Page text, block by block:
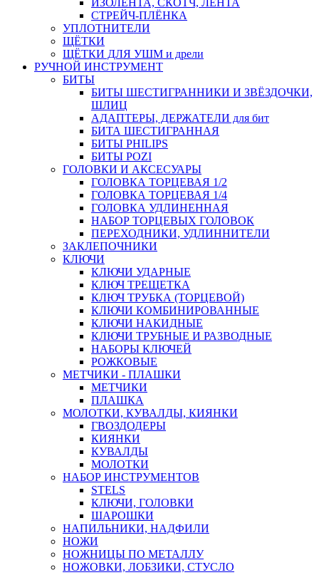
ИЗОЛЕНТА, СКОТЧ, ЛЕНТА
СТРЕЙЧ-ПЛЁНКА
УПЛОТНИТЕЛИ
ЩЁТКИ
ЩЁТКИ ДЛЯ УШМ и дрели
РУЧНОЙ ИНСТРУМЕНТ
БИТЫ
БИТЫ ШЕСТИГРАННИКИ И ЗВЁЗДОЧКИ,
ШЛИЦ
АДАПТЕРЫ, ДЕРЖАТЕЛИ для бит
БИТА ШЕСТИГРАННАЯ
БИТЫ PHILIPS
БИТЫ POZI
ГОЛОВКИ И АКСЕСУАРЫ
ГОЛОВКА ТОРЦЕВАЯ 1/2
ГОЛОВКА ТОРЦЕВАЯ 1/4
ГОЛОВКА УДЛИНЕННАЯ
НАБОР ТОРЦЕВЫХ ГОЛОВОК
ПЕРЕХОДНИКИ, УДЛИННИТЕЛИ
ЗАКЛЕПОЧНИКИ
КЛЮЧИ
КЛЮЧИ УДАРНЫЕ
КЛЮЧ ТРЕЩЕТКА
КЛЮЧ ТРУБКА (ТОРЦЕВОЙ)
КЛЮЧИ КОМБИНИРОВАННЫЕ
КЛЮЧИ НАКИДНЫЕ
КЛЮЧИ ТРУБНЫЕ И РАЗВОДНЫЕ
НАБОРЫ КЛЮЧЕЙ
РОЖКОВЫЕ
МЕТЧИКИ - ПЛАШКИ
МЕТЧИКИ
ПЛАШКА
МОЛОТКИ, КУВАЛДЫ, КИЯНКИ
ГВОЗДОДЕРЫ
КИЯНКИ
КУВАЛДЫ
МОЛОТКИ
НАБОР ИНСТРУМЕНТОВ
STELS
КЛЮЧИ, ГОЛОВКИ
ШАРОШКИ
НАПИЛЬНИКИ, НАДФИЛИ
НОЖИ
НОЖНИЦЫ ПО МЕТАЛЛУ
НОЖОВКИ, ЛОБЗИКИ, СТУСЛО